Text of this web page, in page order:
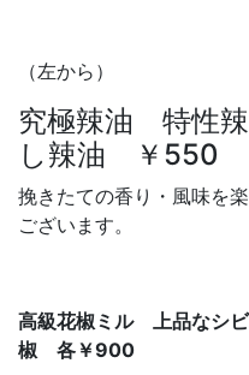
（左から）
究極辣油 特性
し辣油 ￥550
挽きたての香り・風味を
ございます。
高級花椒ミル 上品なシ
椒 各￥900